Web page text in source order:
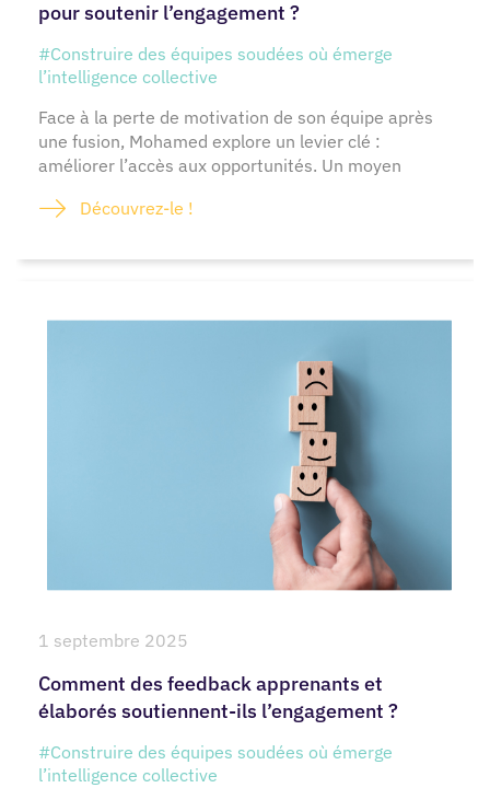
pour soutenir l’engagement ?
#Construire des équipes soudées où émerge
l’intelligence collective
Face à la perte de motivation de son équipe après
une fusion, Mohamed explore un levier clé :
améliorer l’accès aux opportunités. Un moyen
Découvrez-le !
1 septembre 2025
Comment des feedback apprenants et
élaborés soutiennent-ils l’engagement ?
#Construire des équipes soudées où émerge
l’intelligence collective